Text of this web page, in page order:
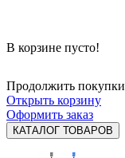
В корзине пусто!
Продолжить покупки
Открыть корзину
Оформить заказ
КАТАЛОГ ТОВАРОВ